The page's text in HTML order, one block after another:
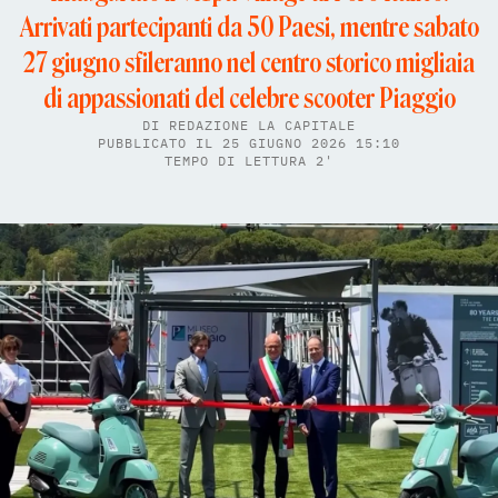
Arrivati partecipanti da 50 Paesi, mentre sabato
27 giugno sfileranno nel centro storico migliaia
di appassionati del celebre scooter Piaggio
DI REDAZIONE LA CAPITALE
PUBBLICATO IL 25 GIUGNO 2026 15:10
TEMPO DI LETTURA 2'